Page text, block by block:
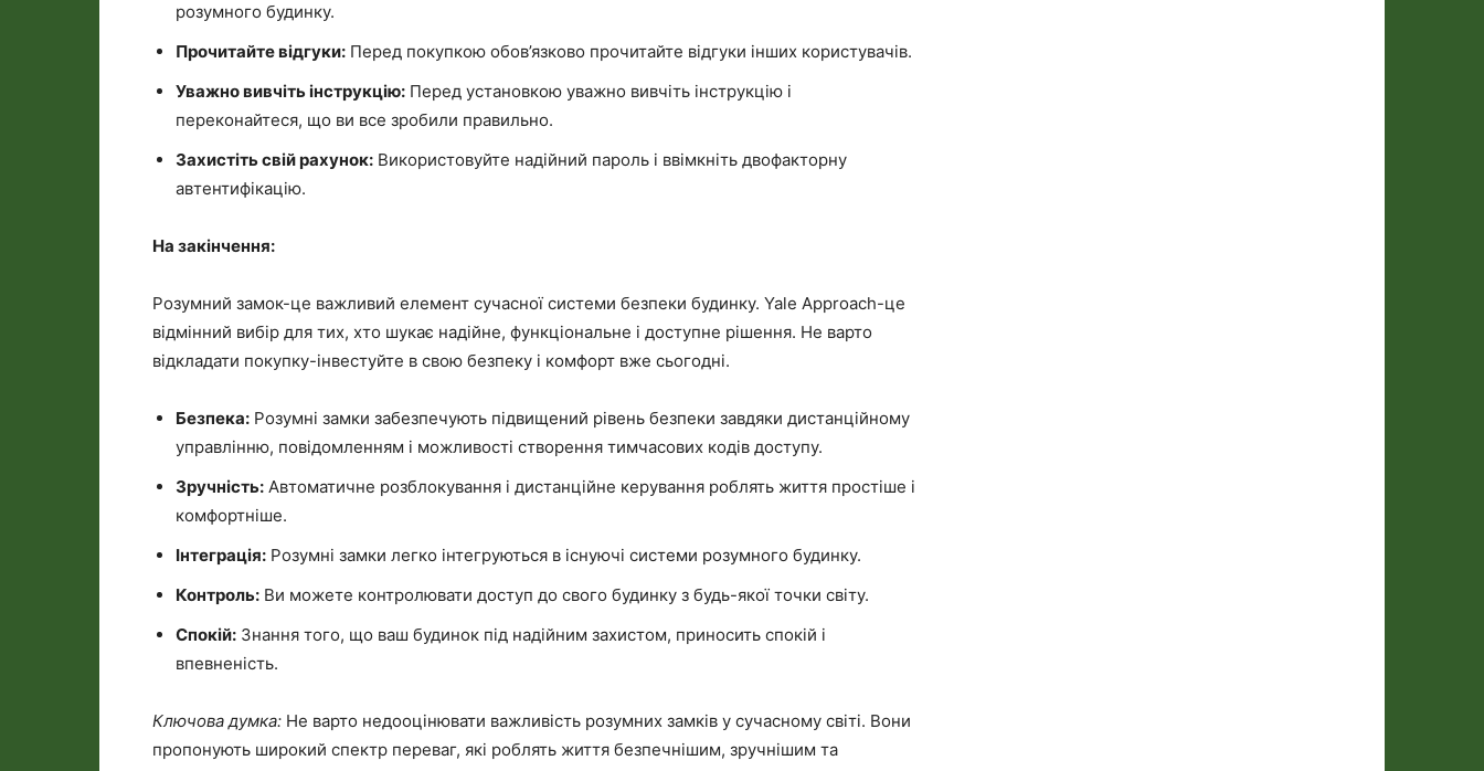
розумного будинку.
Прочитайте відгуки: Перед покупкою обов’язково прочитайте відгуки інших користувачів.
Уважно вивчіть інструкцію: Перед установкою уважно вивчіть інструкцію і
переконайтеся, що ви все зробили правильно.
Захистіть свій рахунок: Використовуйте надійний пароль і ввімкніть двофакторну
автентифікацію.
На закінчення:
Розумний замок-це важливий елемент сучасної системи безпеки будинку. Yale Approach-це
відмінний вибір для тих, хто шукає надійне, функціональне і доступне рішення. Не варто
відкладати покупку-інвестуйте в свою безпеку і комфорт вже сьогодні.
Безпека: Розумні замки забезпечують підвищений рівень безпеки завдяки дистанційному
управлінню, повідомленням і можливості створення тимчасових кодів доступу.
Зручність: Автоматичне розблокування і дистанційне керування роблять життя простіше і
комфортніше.
Інтеграція: Розумні замки легко інтегруються в існуючі системи розумного будинку.
Контроль: Ви можете контролювати доступ до свого будинку з будь-якої точки світу.
Спокій: Знання того, що ваш будинок під надійним захистом, приносить спокій і
впевненість.
Ключова думка: Не варто недооцінювати важливість розумних замків у сучасному світі. Вони
пропонують широкий спектр переваг, які роблять життя безпечнішим, зручнішим та